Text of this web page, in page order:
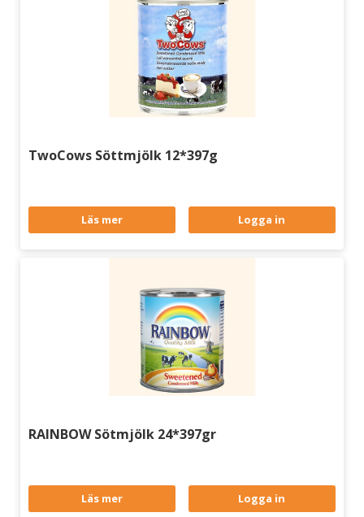
TwoCows Söttmjölk 12*397g
Läs mer Logga in
RAINBOW Sötmjölk 24*397gr
Läs mer Logga in